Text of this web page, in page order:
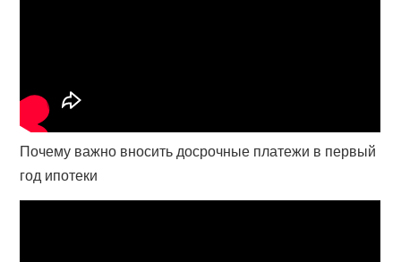
Почему важно вносить досрочные платежи в первый
год ипотеки